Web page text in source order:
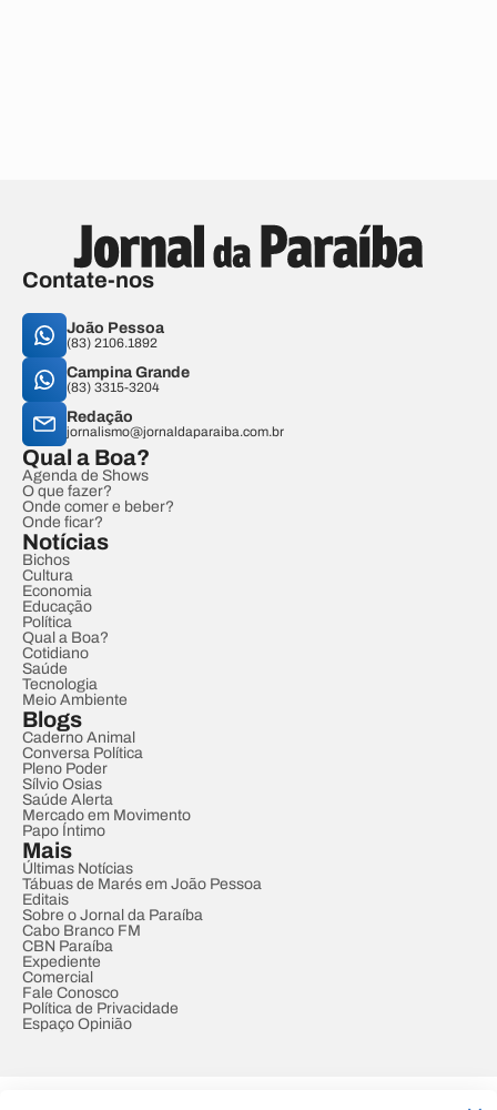
Contate-nos
João Pessoa
(83) 2106.1892
Campina Grande
(83) 3315-3204
Redação
jornalismo@jornaldaparaiba.com.br
Qual a Boa?
Agenda de Shows
O que fazer?
Onde comer e beber?
Onde ficar?
Notícias
Bichos
Cultura
Economia
Educação
Política
Qual a Boa?
Cotidiano
Saúde
Tecnologia
Meio Ambiente
Blogs
Caderno Animal
Conversa Política
Pleno Poder
Sílvio Osias
Saúde Alerta
Mercado em Movimento
Papo Íntimo
Mais
Últimas Notícias
Tábuas de Marés em João Pessoa
Editais
Sobre o Jornal da Paraíba
Cabo Branco FM
CBN Paraíba
Expediente
Comercial
Fale Conosco
Política de Privacidade
Espaço Opinião